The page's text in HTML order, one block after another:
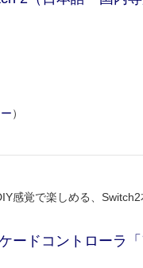
）
感覚で楽しめる、
ードコントローラ